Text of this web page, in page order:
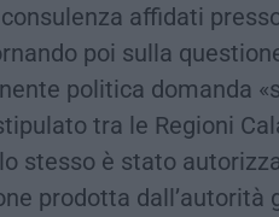
affidati
poi sulla
politica domanda
tra le Regioni
lo stesso è stato
prodotta